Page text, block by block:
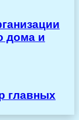
дома и
главных